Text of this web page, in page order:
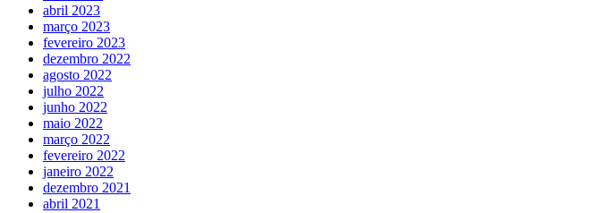
abril 2023
março 2023
fevereiro 2023
dezembro 2022
agosto 2022
julho 2022
junho 2022
maio 2022
março 2022
fevereiro 2022
janeiro 2022
dezembro 2021
abril 2021